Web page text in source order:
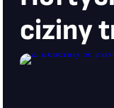
ciziny